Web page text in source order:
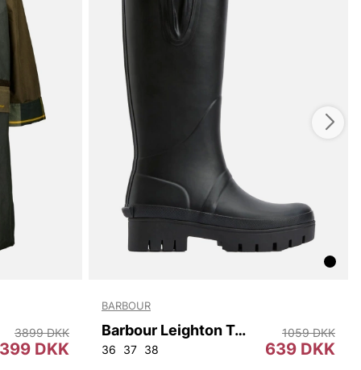
DKK
3899 DKK
BARBOUR
Barbour Leighton Tall Welly
36 37 38 639 DKK
1059 DKK